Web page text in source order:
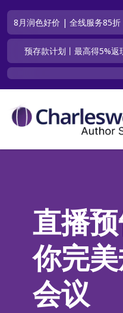
8月润色好价 | 全线服务85折
预存款计划丨最高得5%返
直播
你完
会议